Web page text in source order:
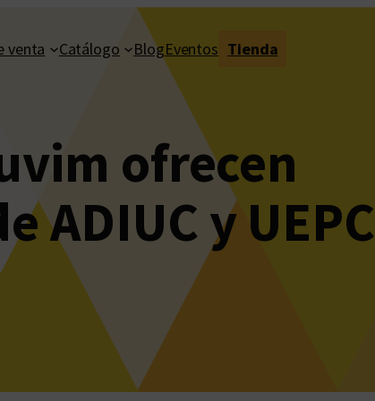
venta Catálogo BlogEventos Tienda
ofrecen
ADIUC y UEPC
UEPC